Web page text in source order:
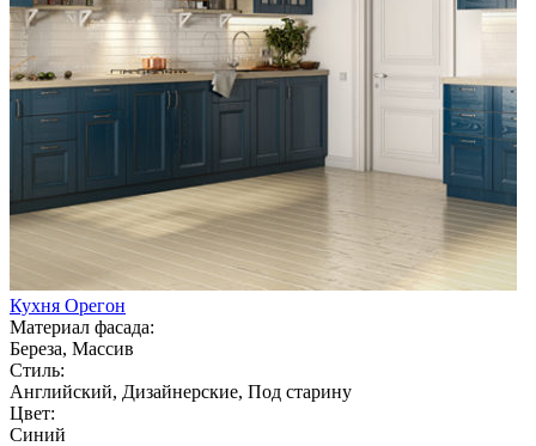
Кухня Орегон
Материал фасада:
Береза, Массив
Стиль:
Английский, Дизайнерские, Под старину
Цвет:
Синий